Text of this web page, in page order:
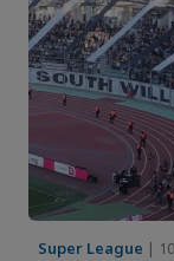
Super League |